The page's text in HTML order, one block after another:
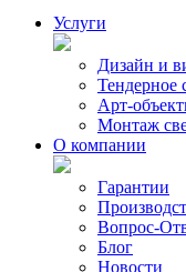
Услуги
Дизайн и
Тендерное
Арт-
Монтаж
О компании
Гарантии
Вопрос-
Блог
Новости